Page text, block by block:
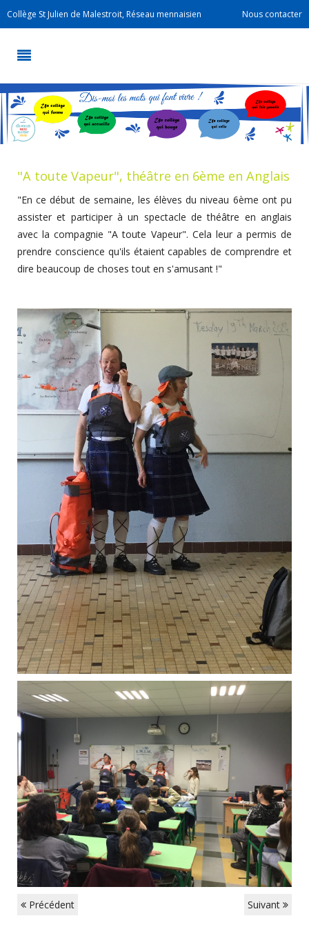
Collège St Julien de Malestroit, Réseau mennaisien Nous contacter
"A toute Vapeur", théâtre en 6ème en Anglais
"En ce début de semaine, les élèves du niveau 6ème ont pu
assister et participer à un spectacle de théâtre en anglais
avec la compagnie "A toute Vapeur". Cela leur a permis de
prendre conscience qu'ils étaient capables de comprendre et
dire beaucoup de choses tout en s'amusant !"
Précédent Suivant